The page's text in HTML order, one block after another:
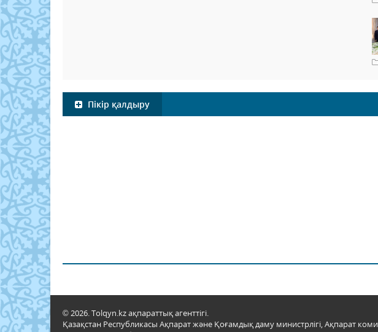
Пікір қалдыру
© 2026. Tolqyn.kz ақпараттық агенттігі.
Қазақстан Республикасы Ақпарат және Қоғамдық даму министрлігі, Ақпарат